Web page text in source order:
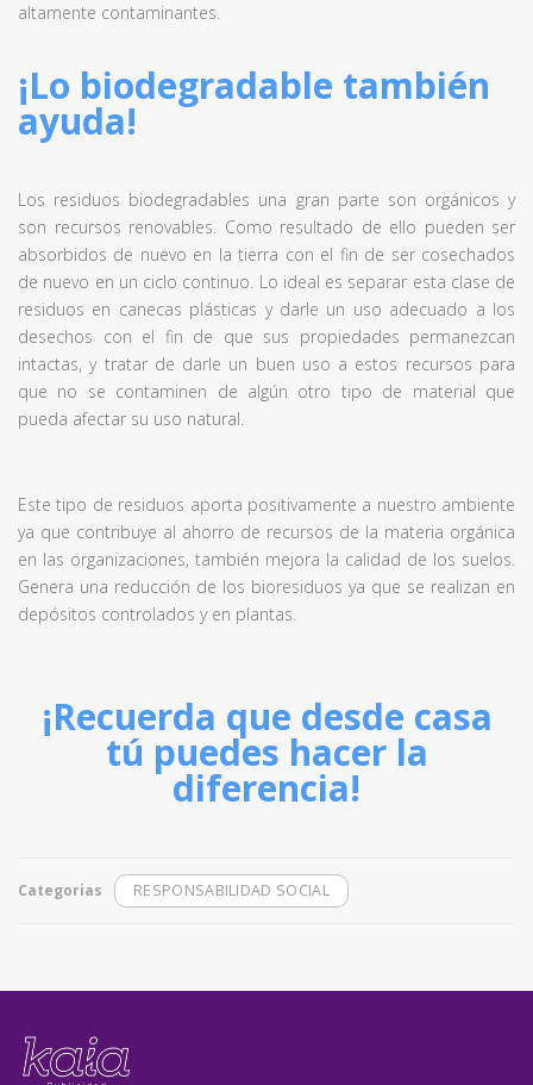
altamente contaminantes.
¡Lo biodegradable también
ayuda!
Los residuos biodegradables una gran parte son orgánicos y
son recursos renovables. Como resultado de ello pueden ser
absorbidos de nuevo en la tierra con el fin de ser cosechados
de nuevo en un ciclo continuo. Lo ideal es separar esta clase de
residuos en canecas plásticas y darle un uso adecuado a los
desechos con el fin de que sus propiedades permanezcan
intactas, y tratar de darle un buen uso a estos recursos para
que no se contaminen de algún otro tipo de material que
pueda afectar su uso natural.
Este tipo de residuos aporta positivamente a nuestro ambiente
ya que contribuye al ahorro de recursos de la materia orgánica
en las organizaciones, también mejora la calidad de los suelos.
Genera una reducción de los bioresiduos ya que se realizan en
depósitos controlados y en plantas.
¡Recuerda que desde casa
tú puedes hacer la
diferencia!
Categorias RESPONSABILIDAD SOCIAL